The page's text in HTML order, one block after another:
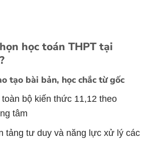
học toán THPT tại
tạo bài bản, học chắc từ gốc
bộ kiến thức 11,12 theo
tâm
tảng tư duy và năng lực xử lý các